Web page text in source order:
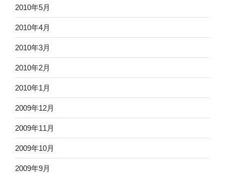
2010年5月
2010年4月
2010年3月
2010年2月
2010年1月
2009年12月
2009年11月
2009年10月
2009年9月